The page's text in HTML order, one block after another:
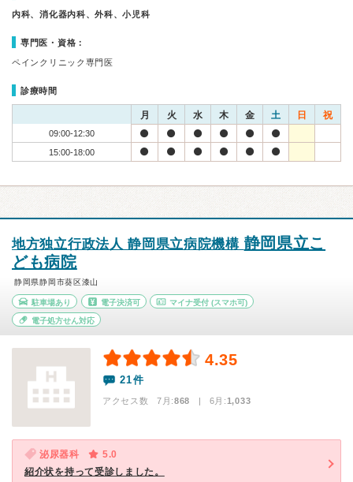
内科、消化器内科、外科、小児科
専門医・資格：
ペインクリニック専門医
診療時間
月 火 水 木 金 土 日 祝
09:00-12:30
15:00-18:00
地方独立行政法人 静岡県立病院機構 静岡県立こ
ども病院
静岡県静岡市葵区漆山
駐車場あり 電子決済可 マイナ受付 (スマホ可)
電子処方せん対応
4.35
21件
アクセス数 7月:868 | 6月:1,033
泌尿器科
5.0
紹介状を持って受診しました。